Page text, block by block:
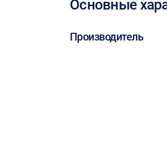
Основные
Производитель